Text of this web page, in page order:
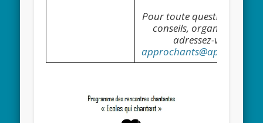
Pour toute question
conseils, organisation,…),
adressez-vous à